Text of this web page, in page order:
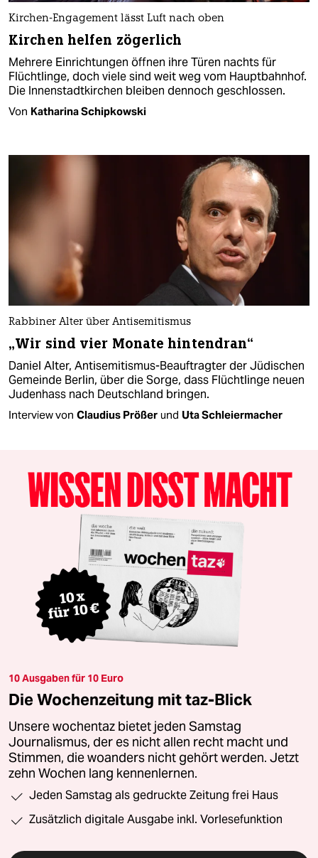
Kirchen-Engagement lässt Luft nach oben
Kirchen helfen zögerlich
Mehrere Einrichtungen öffnen ihre Türen nachts für
Flüchtlinge, doch viele sind weit weg vom Hauptbahnhof.
Die Innenstadtkirchen bleiben dennoch geschlossen.
Von Katharina Schipkowski
Rabbiner Alter über Antisemitismus
„Wir sind vier Monate hintendran“
Daniel Alter, Antisemitismus-Beauftragter der Jüdischen
Gemeinde Berlin, über die Sorge, dass Flüchtlinge neuen
Judenhass nach Deutschland bringen.
Interview von Claudius Prößer und Uta Schleiermacher
10 Ausgaben für 10 Euro
Die Wochenzeitung mit taz-Blick
Unsere wochentaz bietet jeden Samstag
Journalismus, der es nicht allen recht macht und
Stimmen, die woanders nicht gehört werden. Jetzt
zehn Wochen lang kennenlernen.
Jeden Samstag als gedruckte Zeitung frei Haus
Zusätzlich digitale Ausgabe inkl. Vorlesefunktion